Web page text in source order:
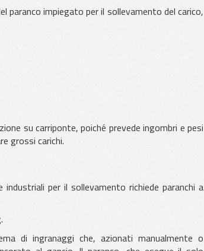
Gru
paranco impiegato per il sollevamento del carico,
su carriponte, poiché prevede ingombri e pesi
grossi carichi.
per il sollevamento richiede paranchi a
di ingranaggi che, azionati manualmente o